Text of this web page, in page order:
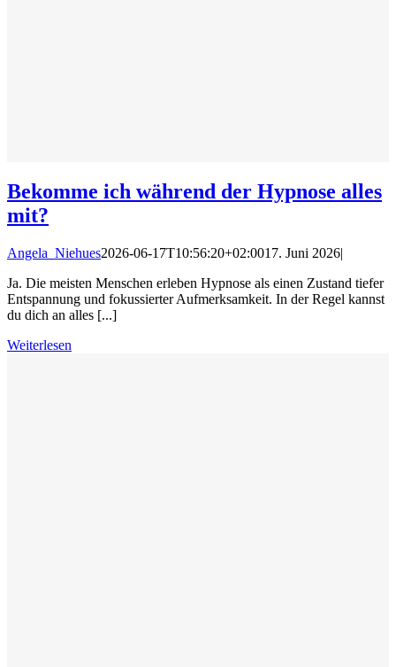
Bekomme ich während der Hypnose alles
mit?
Angela_Niehues2026-06-17T10:56:20+02:0017. Juni 2026|
Ja. Die meisten Menschen erleben Hypnose als einen Zustand tiefer
Entspannung und fokussierter Aufmerksamkeit. In der Regel kannst
du dich an alles [...]
Weiterlesen